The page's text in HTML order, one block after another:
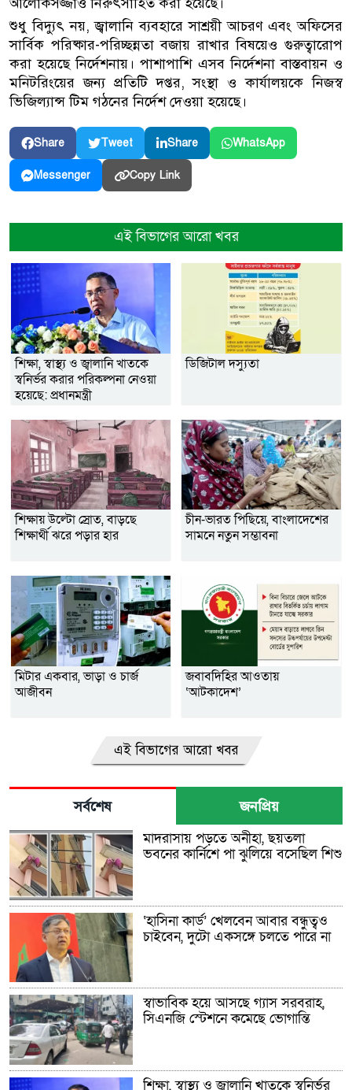
শুধু বিদ্যুৎ নয়, জ্বালানি ব্যবহারে সাশ্রয়ী আচরণ এবং অফিসের
সার্বিক পরিষ্কার-পরিচ্ছন্নতা বজায় রাখার বিষয়েও গুরুত্বারোপ
করা হয়েছে নির্দেশনায়। পাশাপাশি এসব নির্দেশনা বাস্তবায়ন ও
মনিটরিংয়ের জন্য প্রতিটি দপ্তর, সংস্থা ও কার্যালয়কে নিজস্ব
ভিজিল্যান্স টিম গঠনের নির্দেশ দেওয়া হয়েছে।
Share Tweet Share WhatsApp
Messenger Copy Link
এই বিভাগের আরো খবর
শিক্ষা, স্বাস্থ্য ও জ্বালানি খাতকে
স্বনির্ভর করার পরিকল্পনা নেওয়া
হয়েছে: প্রধানমন্ত্রী
ডিজিটাল দস্যুতা
শিক্ষায় উল্টো স্রোত, বাড়ছে
শিক্ষার্থী ঝরে পড়ার হার
চীন-ভারত পিছিয়ে, বাংলাদেশের
সামনে নতুন সম্ভাবনা
মিটার একবার, ভাড়া ও চার্জ
আজীবন
জবাবদিহির আওতায়
‘আটকাদেশ’
এই বিভাগের আরো খবর
সর্বশেষ জনপ্রিয়
মাদরাসায় পড়তে অনীহা, ছয়তলা
ভবনের কার্নিশে পা ঝুলিয়ে বসেছিল শিশু
‘হাসিনা কার্ড’ খেলবেন আবার বন্ধুত্বও
চাইবেন, দুটো একসঙ্গে চলতে পারে না
স্বাভাবিক হয়ে আসছে গ্যাস সরবরাহ,
সিএনজি স্টেশনে কমেছে ভোগান্তি
শিক্ষা, স্বাস্থ্য ও জ্বালানি খাতকে স্বনির্ভর